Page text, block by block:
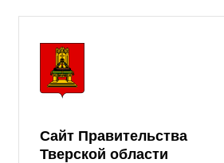
Сайт Правительства
Тверской области